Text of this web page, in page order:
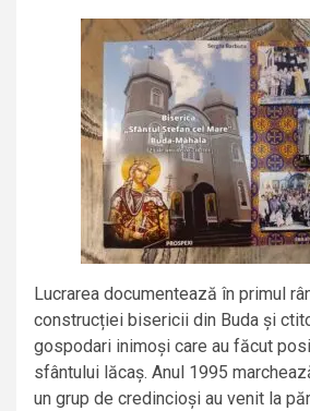
Lucrarea documentează în primul
construcției bisericii din Buda și
gospodari inimoși care au făcut
sfântului lăcaș. Anul 1995
un grup de credincioși au venit la